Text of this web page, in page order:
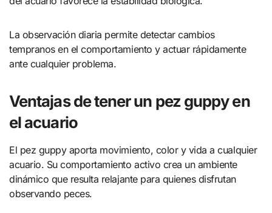
La observación diaria permite detectar cambios
tempranos en el comportamiento y actuar rápidamente
ante cualquier problema.
Ventajas de tener un pez guppy en
el acuario
El pez guppy aporta movimiento, color y vida a cualquier
acuario. Su comportamiento activo crea un ambiente
dinámico que resulta relajante para quienes disfrutan
observando peces.